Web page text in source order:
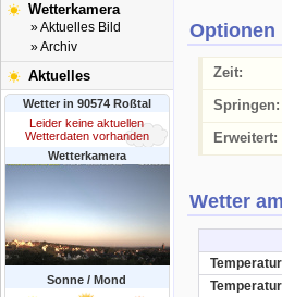
Wetterkamera
» Aktuelles Bild
» Archiv
Aktuelles
Wetter in 90574 Roßtal
Leider keine aktuellen
Wetterdaten vorhanden
Wetterkamera
Sonne / Mond
Optionen
Zeit:
Springen:
Erweitert:
Wetter
Temperatur